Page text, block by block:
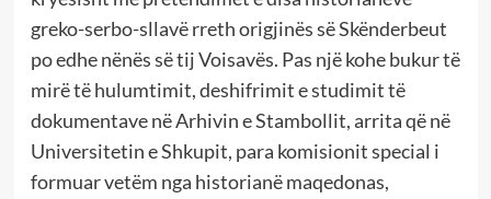
greko-serbo-sllavë rreth origjinës së Skënderbeut
po edhe nënës së tij Voisavës. Pas një kohe bukur të
mirë të hulumtimit, deshifrimit e studimit të
dokumentave në Arhivin e Stambollit, arrita që në
Universitetin e Shkupit, para komisionitspecial i
formuar vetëm nga historianë maqedonas,